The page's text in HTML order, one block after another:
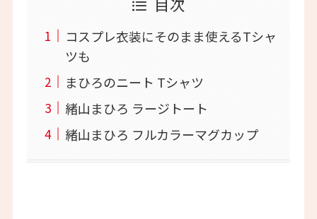
コスプレ衣装にそのまま使えるTシャ
ツも
まひろのニート Tシャツ
緒山まひろ ラージトート
緒山まひろ フルカラーマグカップ